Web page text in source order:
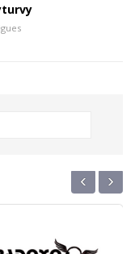
‹ ›